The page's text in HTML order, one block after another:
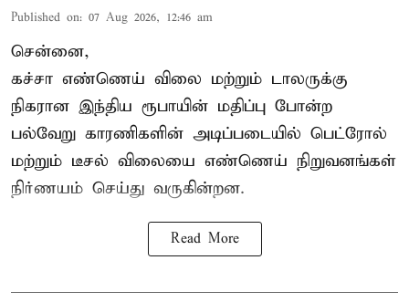
Published on: 07 Aug 2026, 12:46 am
சென்னை,
கச்சா எண்ணெய் விலை மற்றும் டாலருக்கு
நிகரான இந்திய ரூபாயின் மதிப்பு போன்ற
பல்வேறு காரணிகளின் அடிப்படையில் பெட்ரோல்
மற்றும் டீசல் விலையை எண்ணெய் நிறுவனங்கள்
நிர்ணயம் செய்து வருகின்றன.
Read More